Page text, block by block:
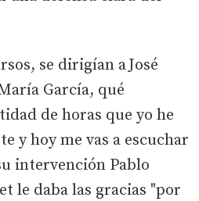
se dirigían a José
García, qué
de horas que yo he
y hoy me vas a escuchar
intervención Pablo
le daba las gracias "por